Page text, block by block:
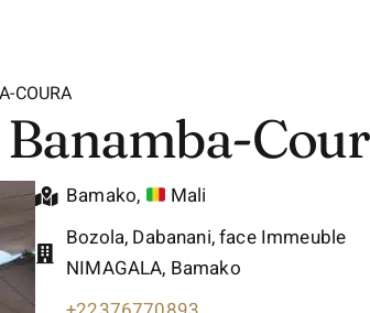
COURA
Banamba-
Bamako,
Mali
Bozola, Dabanani, face Immeuble
NIMAGALA, Bamako